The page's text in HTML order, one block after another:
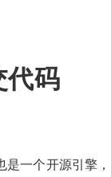
码
一个开源引擎